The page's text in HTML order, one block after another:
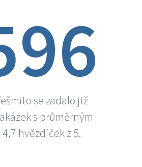
se zadalo již
s průměrným
hvězdiček z 5.